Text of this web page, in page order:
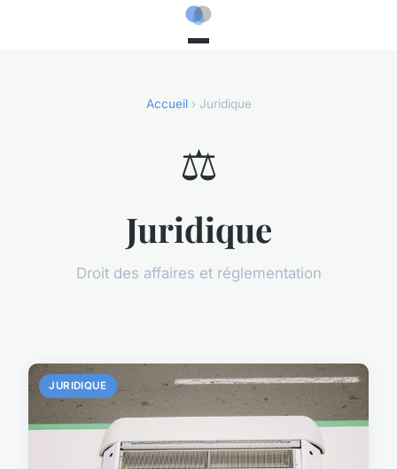
Accueil› Juridique
⚖️
Juridique
Droit des affaires et réglementation
JURIDIQUE